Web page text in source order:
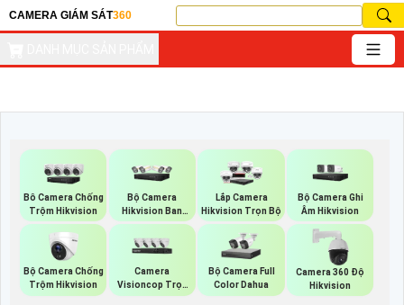
CAMERA GIÁM SÁT360
Bô Camera Chống
Trộm Hikvision
Bộ Camera
Hikvision Ban
Đêm Có Màu
Lắp Camera
Hikvision Trọn Bộ
Bộ Camera Ghi
Âm Hikvision
Bộ Camera Chống
Trộm Hikvision
Camera
Visioncop Trọn
Bộ
Bộ Camera Full
Color Dahua
Camera 360 Độ
Hikvision